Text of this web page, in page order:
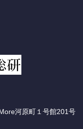
河原町１号館201号